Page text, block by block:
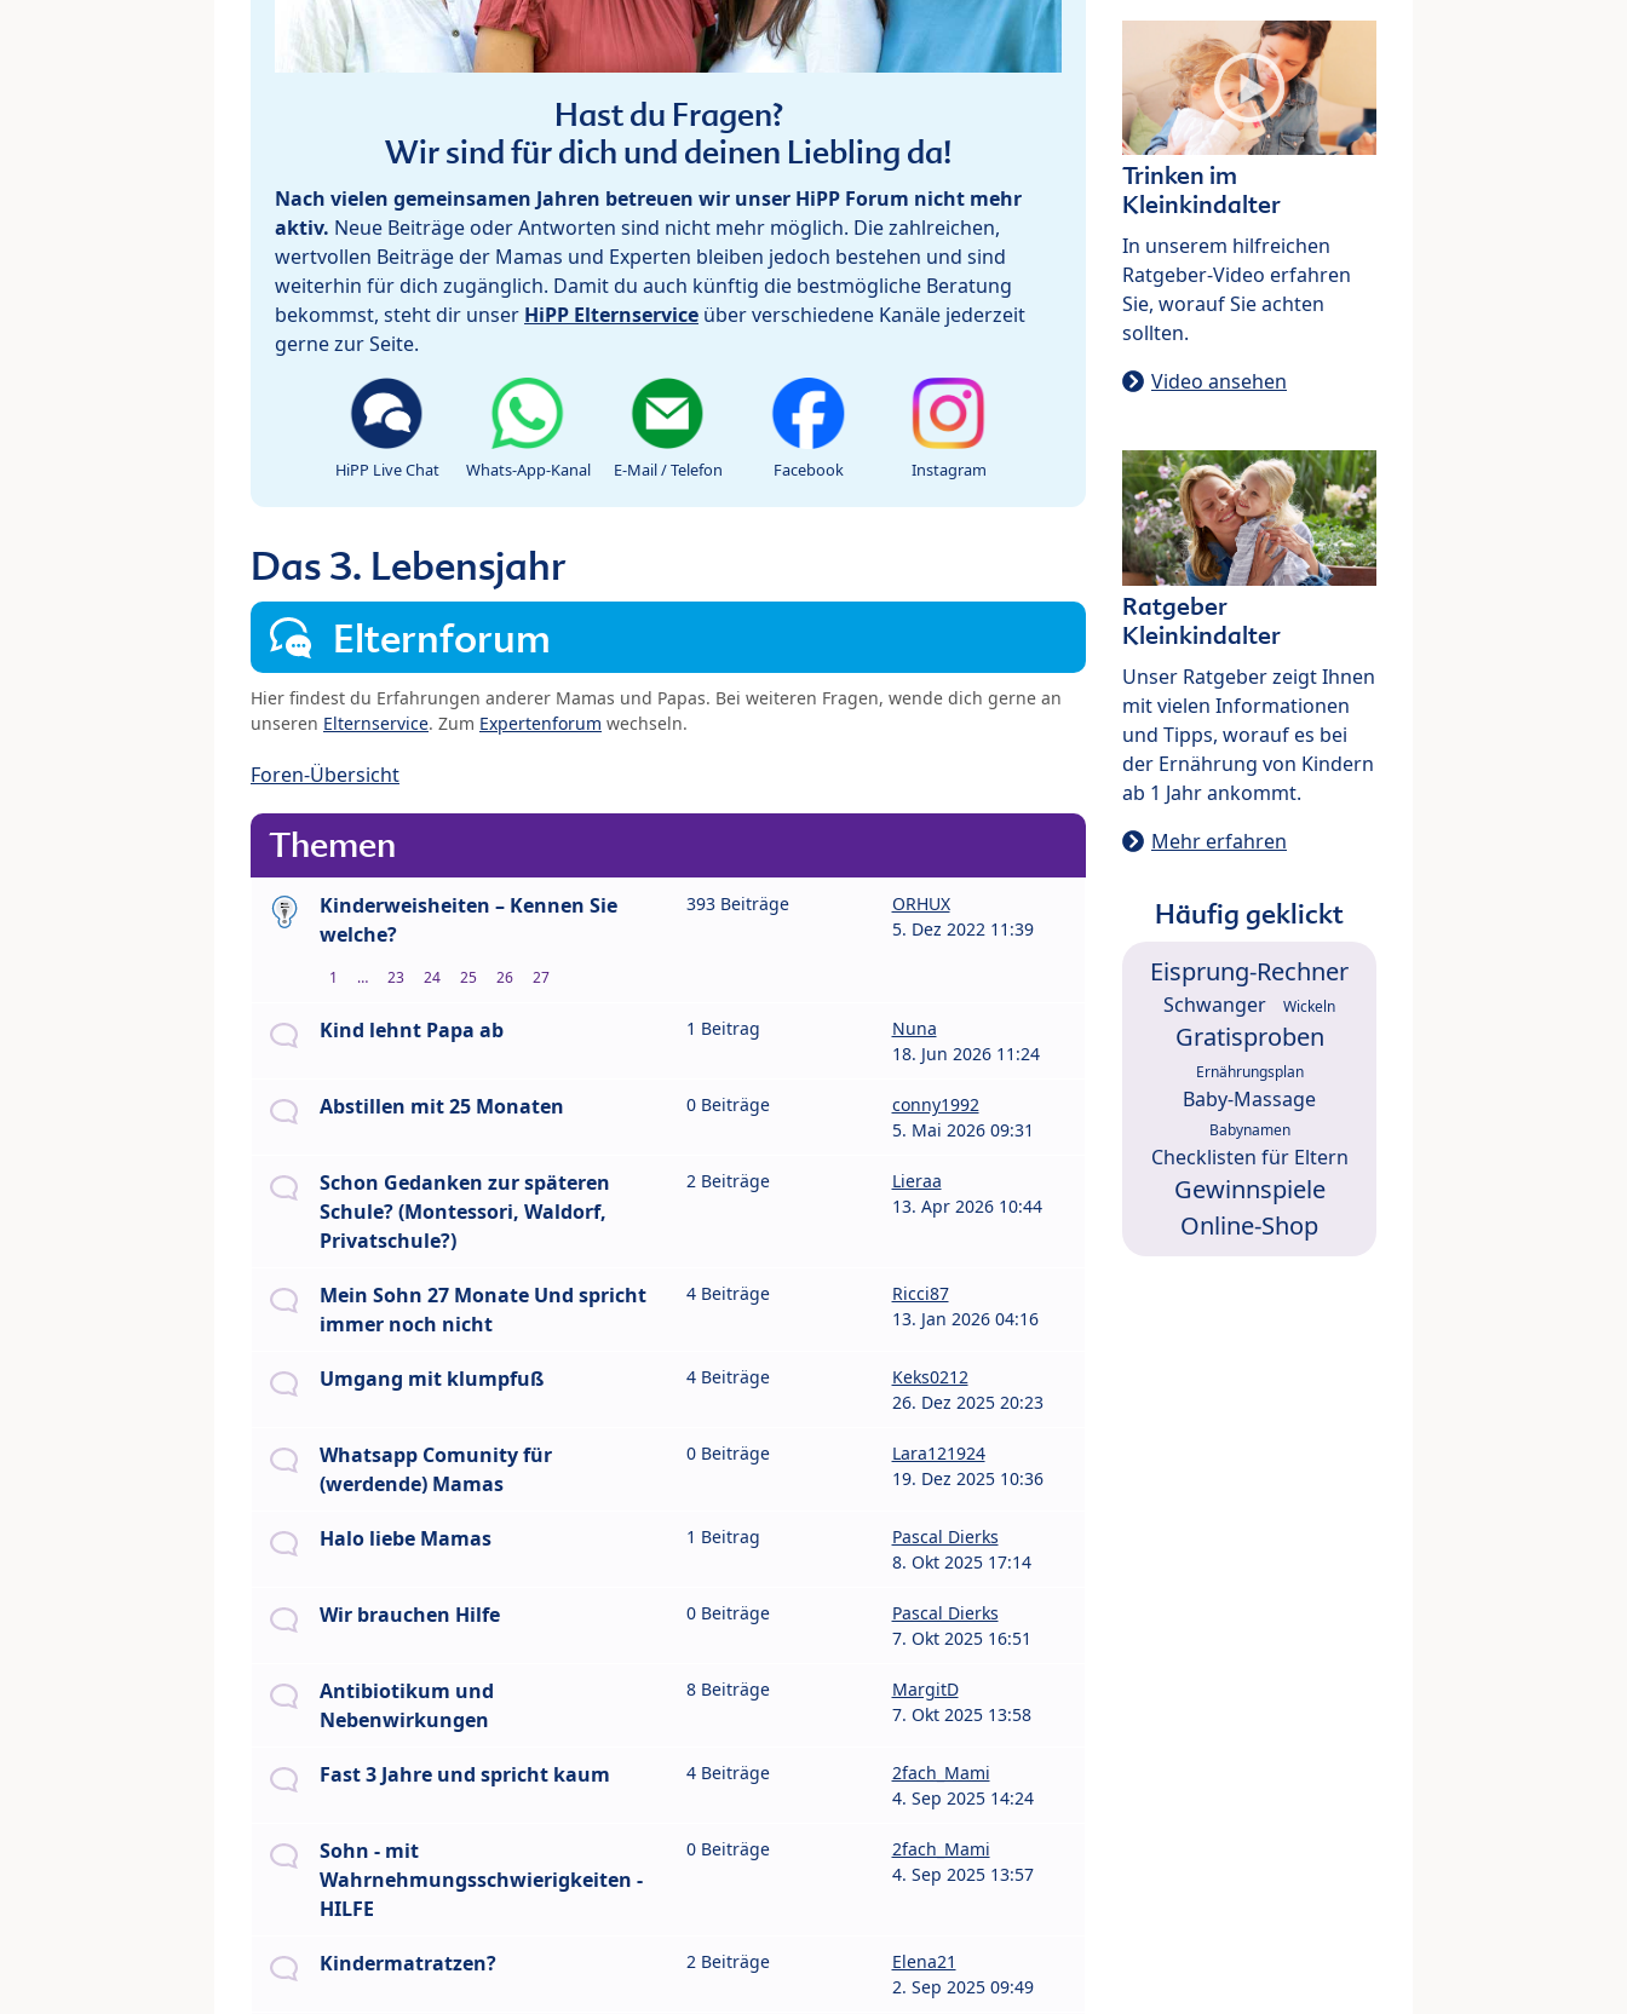
Hast du Fragen?
Wir sind für dich und deinen Liebling da!
Nach vielen gemeinsamen Jahren betreuen wir unser HiPP Forum nicht mehr
aktiv. Neue Beiträge oder Antworten sind nicht mehr möglich. Die zahlreichen,
wertvollen Beiträge der Mamas und Experten bleiben jedoch bestehen und sind
weiterhin für dich zugänglich. Damit du auch künftig die bestmögliche Beratung
bekommst, steht dir unser HiPP Elternservice über verschiedene Kanäle jederzeit
gerne zur Seite.
HiPP Live Chat Whats-App-Kanal E-Mail / Telefon Facebook Instagram
Das 3. Lebensjahr
Elternforum
Hier findest du Erfahrungen anderer Mamas und Papas. Bei weiteren Fragen, wende dich gerne an
unseren Elternservice. Zum Expertenforum wechseln.
Foren-Übersicht
Themen
Kinderweisheiten – Kennen Sie
welche?
1 … 23 24 25 26 27
393 Beiträge
ORHUX
5. Dez 2022 11:39
Kind lehnt Papa ab 1 Beitrag
Nuna
18. Jun 2026 11:24
Abstillen mit 25 Monaten 0 Beiträge
conny1992
5. Mai 2026 09:31
Schon Gedanken zur späteren
Schule? (Montessori, Waldorf,
Privatschule?)
2 Beiträge
Lieraa
13. Apr 2026 10:44
Mein Sohn 27 Monate Und spricht
immer noch nicht
4 Beiträge
Ricci87
13. Jan 2026 04:16
Umgang mit klumpfuß 4 Beiträge
Keks0212
26. Dez 2025 20:23
Whatsapp Comunity für
(werdende) Mamas
0 Beiträge
Lara121924
19. Dez 2025 10:36
Halo liebe Mamas 1 Beitrag
Pascal Dierks
8. Okt 2025 17:14
Wir brauchen Hilfe 0 Beiträge
Pascal Dierks
7. Okt 2025 16:51
Antibiotikum und
Nebenwirkungen
8 Beiträge
MargitD
7. Okt 2025 13:58
Fast 3 Jahre und spricht kaum 4 Beiträge
2fach_Mami
4. Sep 2025 14:24
Sohn - mit
Wahrnehmungsschwierigkeiten -
HILFE
0 Beiträge
2fach_Mami
4. Sep 2025 13:57
Kindermatratzen? 2 Beiträge
Elena21
2. Sep 2025 09:49
Trinken im
Kleinkindalter
In unserem hilfreichen
Ratgeber-Video erfahren
Sie, worauf Sie achten
sollten.
Video ansehen
Ratgeber
Kleinkindalter
Unser Ratgeber zeigt Ihnen
mit vielen Informationen
und Tipps, worauf es bei
der Ernährung von Kindern
ab 1 Jahr ankommt.
Mehr erfahren
Häufig geklickt
Eisprung-Rechner
Schwanger Wickeln
Gratisproben
Ernährungsplan
Baby-Massage
Babynamen
Checklisten für Eltern
Gewinnspiele
Online-Shop